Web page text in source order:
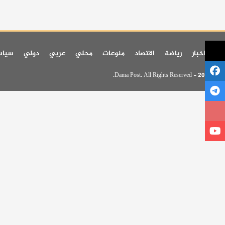
اخر اخبار رياضة اقتصاد منوعات محلي عربي دولي
© 2026 - Dama Post. All Rights Reserved.